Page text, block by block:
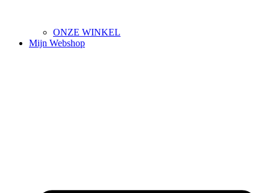
ONZE WINKEL
Mijn Webshop